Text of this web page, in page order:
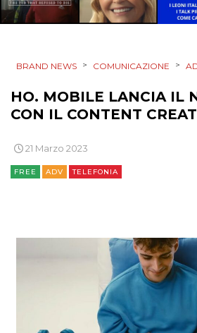
RADIO / AUDIO
DATI
RICERCHE
BRAND NEWS > COMUNICAZIONE >
HO. MOBILE LANCIA IL
CON IL CONTENT
21 Marzo 2023
FREE ADV TELEFONIA